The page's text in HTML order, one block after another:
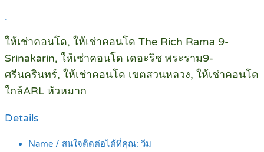
.
ให้เช่าคอนโด, ให้เช่าคอนโด The Rich Rama 9-
Srinakarin, ให้เช่าคอนโด เดอะริช พระราม9-
ศรีนครินทร์, ให้เช่าคอนโด เขตสวนหลวง, ให้เช่าคอนโด
ใกล้ARL หัวหมาก
Details
Name / สนใจติดต่อได้ที่คุณ: วีม